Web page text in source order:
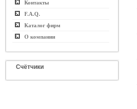
Контакты
F.A.Q.
Каталог фирм
О компании
Счётчики